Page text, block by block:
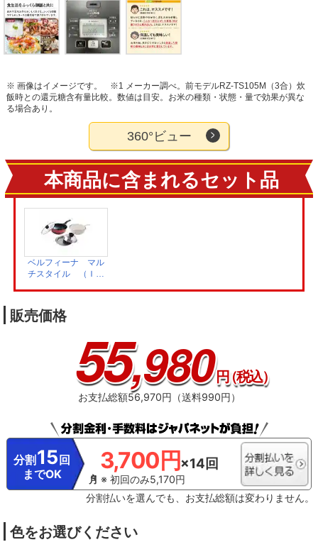
※ 画像はイメージです。
※1 メーカー調べ。前モデルRZ-TS105M（3合）炊
飯時との還元糖含有量比較。数値は目安。お米の種類・状態・量で効果が異な
る場合あり。
360°ビュー
本商品に含まれるセット品
ベルフィーナ マル
チスタイル （ＩＨ
販売価格
55,980円（税込）
お支払総額56,970円（送料990円）
分割 15 回
までOK
3,700円×14回
※ 初回のみ5,170円
分割払いを選んでも、お支払総額は変わりません。
色をお選びください